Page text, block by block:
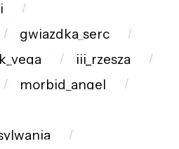
gwiazdka_serc
iii_rzesza
morbid_angel